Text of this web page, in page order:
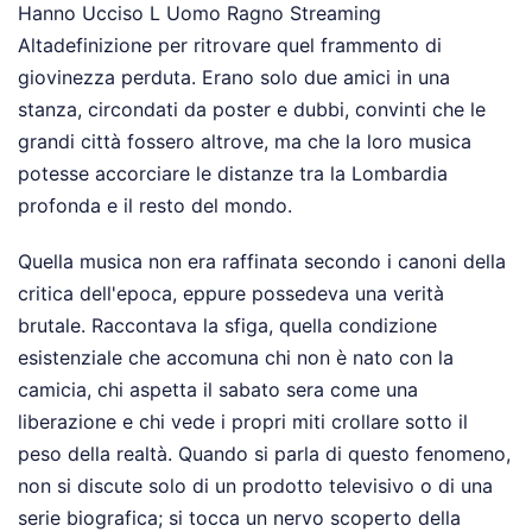
Hanno Ucciso L Uomo Ragno Streaming
Altadefinizione per ritrovare quel frammento di
giovinezza perduta. Erano solo due amici in una
stanza, circondati da poster e dubbi, convinti che le
grandi città fossero altrove, ma che la loro musica
potesse accorciare le distanze tra la Lombardia
profonda e il resto del mondo.
Quella musica non era raffinata secondo i canoni della
critica dell'epoca, eppure possedeva una verità
brutale. Raccontava la sfiga, quella condizione
esistenziale che accomuna chi non è nato con la
camicia, chi aspetta il sabato sera come una
liberazione e chi vede i propri miti crollare sotto il
peso della realtà. Quando si parla di questo fenomeno,
non si discute solo di un prodotto televisivo o di una
serie biografica; si tocca un nervo scoperto della